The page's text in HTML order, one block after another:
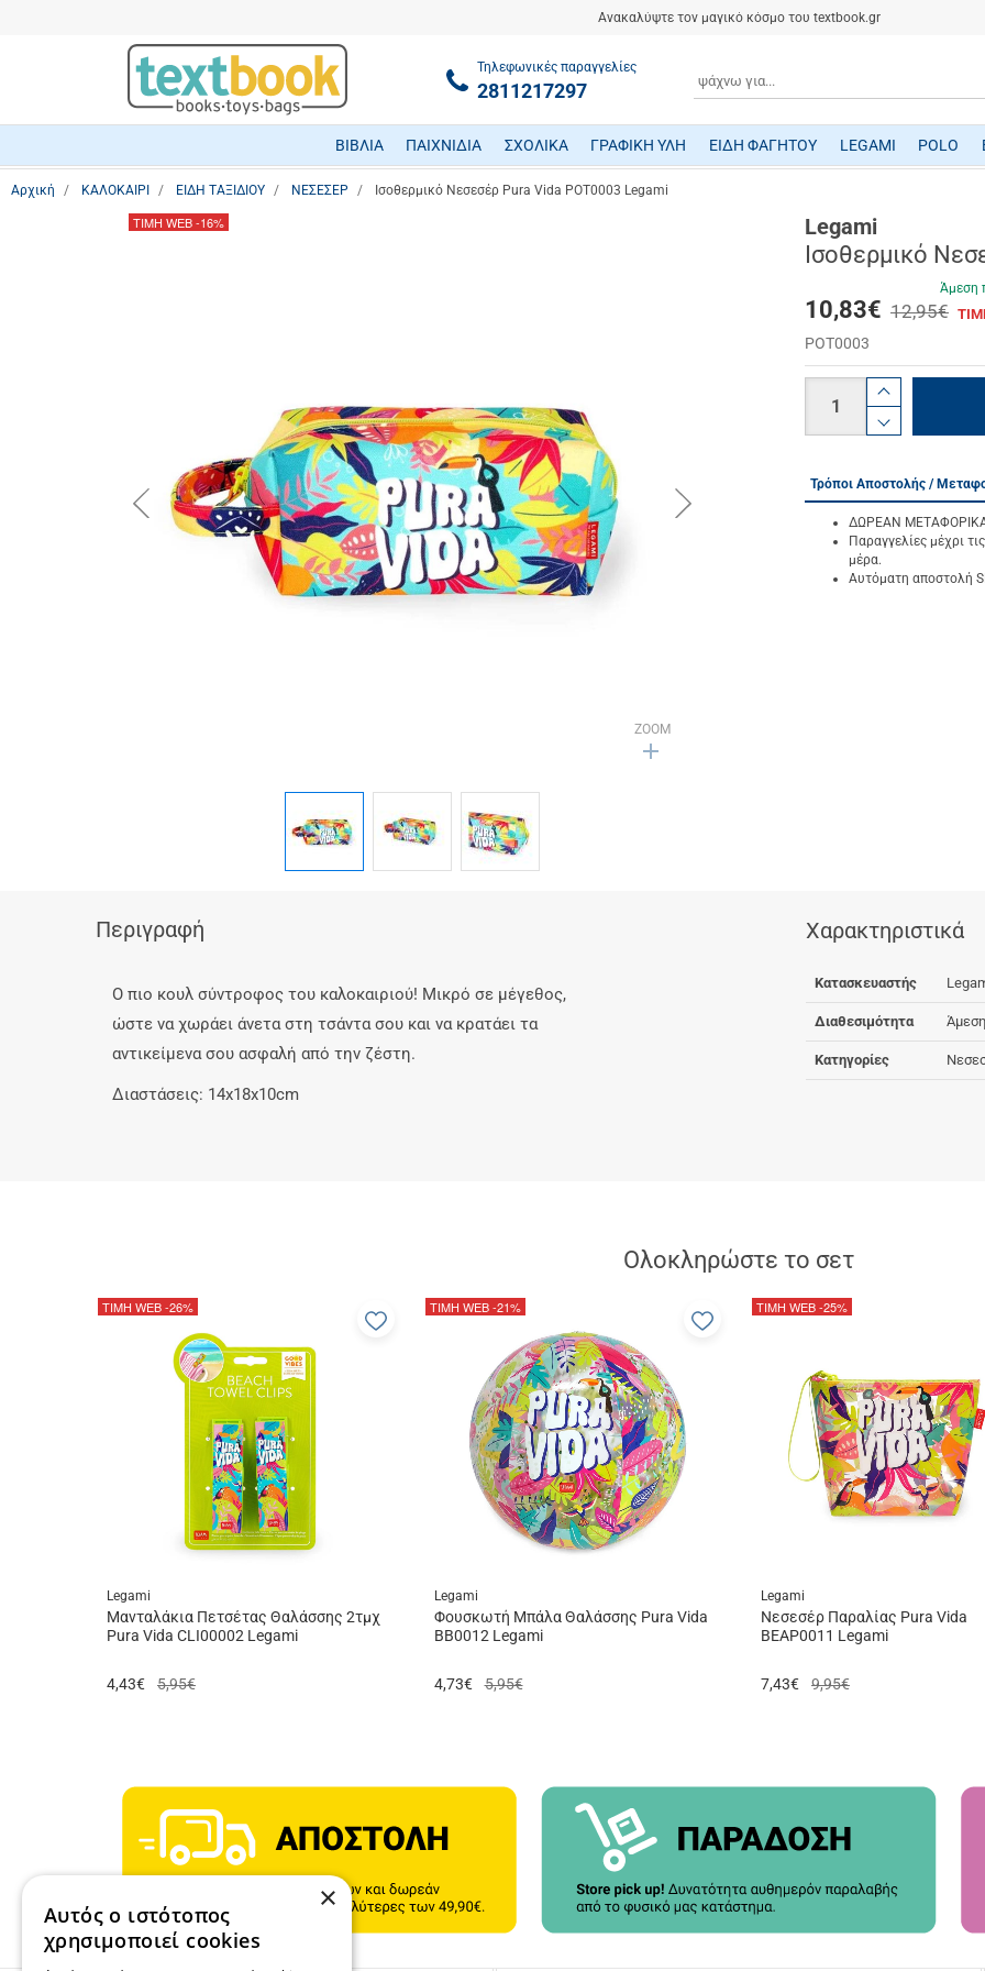
Ανακαλύψτε τον μαγικό κόσμο του textbook.gr
Τηλεφωνικές παραγγελίες
2811217297
ΒΙΒΛΙΑ ΠΑΙΧΝΙΔΙΑ ΣΧΟΛΙΚΑ ΓΡΑΦΙΚΗ ΥΛΗ ΕΙΔΗ ΦΑΓΗΤΟΥ LEGAMI POLO
Αρχική ΚΑΛΟΚΑΙΡΙ ΕΙΔΗ ΤΑΞΙΔΙΟΥ ΝΕΣΕΣΕΡ Ισοθερμικό Νεσεσέρ Pura Vida POT0003 Legami
ZOOM
button.prev button.next
ΤΙΜΗ WEB-16% Legami
Ισοθερμικό
Άμεση
10,83€ 12,95€
POT0003
Τρόποι Αποστολής /
ΔΩΡΕΑΝ ΜΕΤΑΦΟΡΙΚΑ
Παραγγελίες μέχρι
μέρα.
Αυτόματη αποστολή
Περιγραφή
Ο πιο κουλ σύντροφος του καλοκαιριού! Μικρό σε μέγεθος,
ώστε να χωράει άνετα στη τσάντα σου και να κρατάει τα
αντικείμενα σου ασφαλή από την ζέστη.
Διαστάσεις: 14x18x10cm
Χαρακτηριστικά
Κατασκευαστής
Διαθεσιμότητα
Κατηγορίες
Ολοκληρώστε το σετ
Legami
Μανταλάκια Πετσέτας Θαλάσσης 2τμχ
Pura Vida CLI00002 Legami
4,43€ 5,95€
ΤΙΜΗ WEB-26%
Προσθήκη
Legami
Φουσκωτή Μπάλα Θαλάσσης Pura Vida
BB0012 Legami
4,73€ 5,95€
ΤΙΜΗ WEB-21%
Προσθήκη
Legami
Νεσεσέρ Παραλίας Pura Vida
BEAP0011 Legami
7,43€ 9,95€
ΤΙΜΗ WEB-25%
×
Αυτός ο ιστότοπος
χρησιμοποιεί cookies